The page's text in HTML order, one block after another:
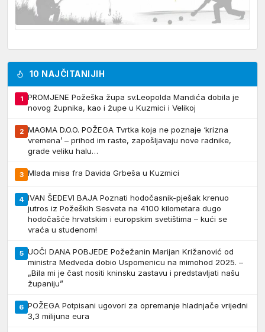
10 NAJČITANIJIH
1
PROMJENE Požeška župa sv.Leopolda Mandića dobila je
novog župnika, kao i župe u Kuzmici i Velikoj
2 MAGMA D.O.O. POŽEGA Tvrtka koja ne poznaje ‘krizna
vremena’ – prihod im raste, zapošljavaju nove radnike,
grade veliku halu…
3 Mlada misa fra Davida Grbeša u Kuzmici
4 IVAN ŠEDEVI BAJA Poznati hodočasnik-pješak krenuo
jutros iz Požeških Sesveta na 4100 kilometara dugo
hodočašće hrvatskim i europskim svetištima – kući se
vraća u studenom!
5 UOČI DANA POBJEDE Požežanin Marijan Križanović od
ministra Medveda dobio Uspomenicu na mimohod 2025. –
„Bila mi je čast nositi kninsku zastavu i predstavljati našu
županiju”
6 POŽEGA Potpisani ugovori za opremanje hladnjače vrijedni
3,3 milijuna eura